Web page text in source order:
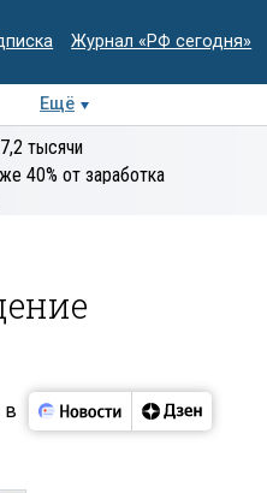
Журнал «РФ сегодня»
Ещё
экспертиза
тысячи
40% от заработка
в